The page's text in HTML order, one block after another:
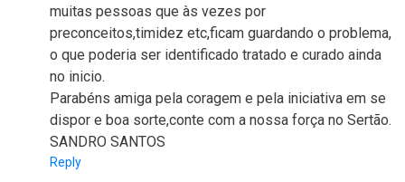
muitas pessoas que às vezes por
preconceitos,timidez etc,ficam guardando o problema,
o que poderia ser identificado tratado e curado ainda
no inicio.
Parabéns amiga pela coragem e pela iniciativa em se
dispor e boa sorte,conte com a nossa força no Sertão.
SANDRO SANTOS
Reply